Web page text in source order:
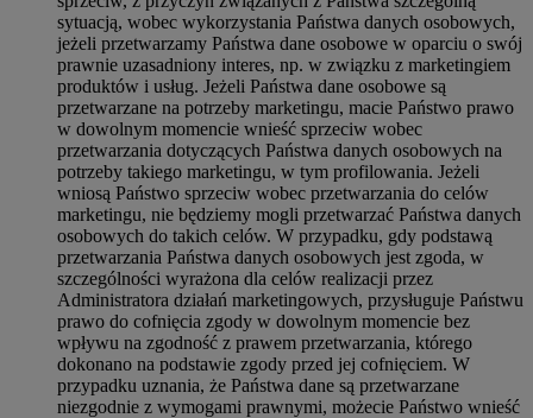
sytuacją, wobec wykorzystania Państwa danych osobowych,
jeżeli przetwarzamy Państwa dane osobowe w oparciu o swój
prawnie uzasadniony interes, np. w związku z marketingiem
produktów i usług. Jeżeli Państwa dane osobowe są
przetwarzane na potrzeby marketingu, macie Państwo prawo
w dowolnym momencie wnieść sprzeciw wobec
przetwarzania dotyczących Państwa danych osobowych na
potrzeby takiego marketingu, w tym profilowania. Jeżeli
wniosą Państwo sprzeciw wobec przetwarzania do celów
marketingu, nie będziemy mogli przetwarzać Państwa danych
osobowych do takich celów. W przypadku, gdy podstawą
przetwarzania Państwa danych osobowych jest zgoda, w
szczególności wyrażona dla celów realizacji przez
Administratora działań marketingowych, przysługuje Państwu
prawo do cofnięcia zgody w dowolnym momencie bez
wpływu na zgodność z prawem przetwarzania, którego
dokonano na podstawie zgody przed jej cofnięciem. W
przypadku uznania, że Państwa dane są przetwarzane
niezgodnie z wymogami prawnymi, możecie Państwo wnieść